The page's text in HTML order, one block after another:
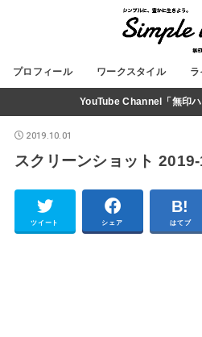
プロフィール ワークスタイル ラ
YouTube Channel「無印ハ
2019.10.01
スクリーンショット
ツイート シェア はてブ